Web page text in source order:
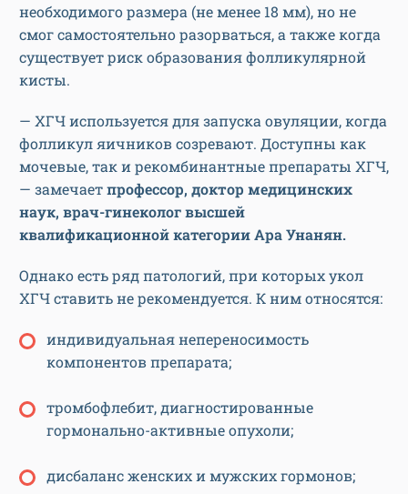
необходимого размера (не менее 18 мм), но не
смог самостоятельно разорваться, а также когда
существует риск образования фолликулярной
кисты.
— ХГЧ используется для запуска овуляции, когда
фолликул яичников созревают. Доступны как
мочевые, так и рекомбинантные препараты ХГЧ,
— замечаетпрофессор, доктор медицинских
наук, врач-гинеколог высшей
квалификационной категории Ара Унанян.
Однако есть ряд патологий, при которых укол
ХГЧ ставить не рекомендуется. К ним относятся:
индивидуальная непереносимость
компонентов препарата;
тромбофлебит, диагностированные
гормонально-активные опухоли;
дисбаланс женских и мужских гормонов;